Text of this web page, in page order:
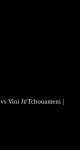
Vini Jr/Tchouameni |